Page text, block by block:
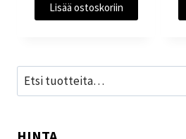
Lisää ostoskoriin
Etsi: